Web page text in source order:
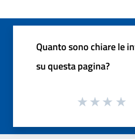
Quanto sono chiare le
su questa pagina?